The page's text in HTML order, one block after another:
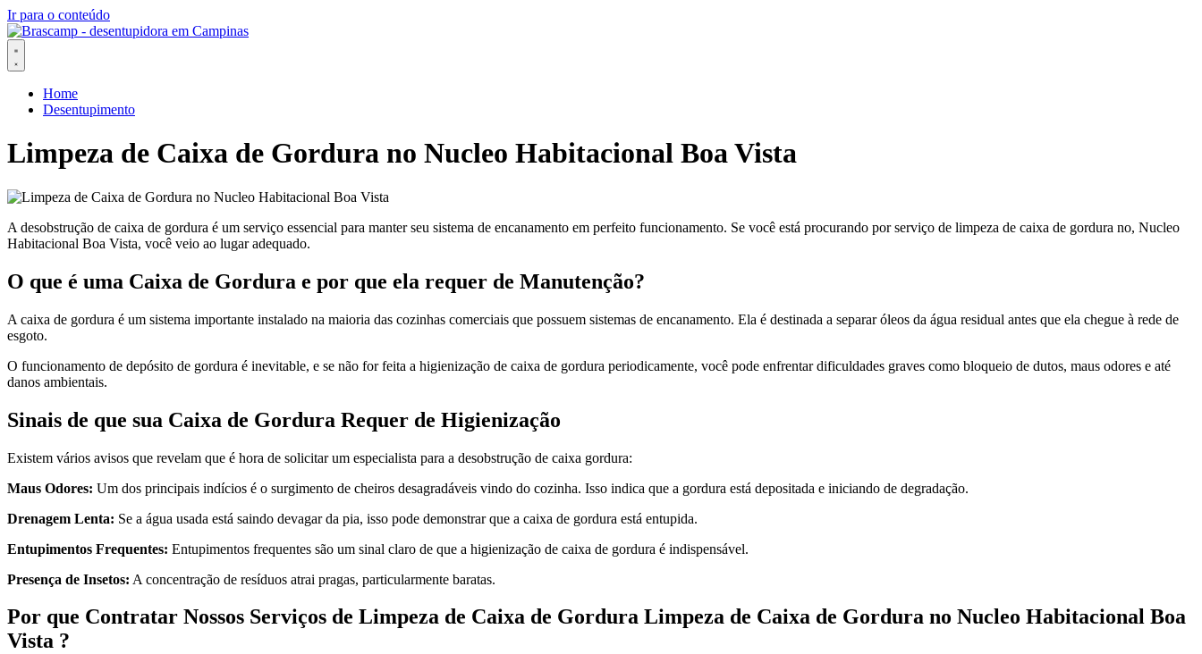
Ir para o conteúdo
Home
Desentupimento
Limpeza de Caixa de Gordura no Nucleo Habitacional Boa Vista
A desobstrução de caixa de gordura é um serviço essencial para manter seu sistema de encanamento em perfeito funcionamento. Se você está procurando por serviço de limpeza de caixa de gordura no, Nucleo
Habitacional Boa Vista, você veio ao lugar adequado.
O que é uma Caixa de Gordura e por que ela requer de Manutenção?
A caixa de gordura é um sistema importante instalado na maioria das cozinhas comerciais que possuem sistemas de encanamento. Ela é destinada a separar óleos da água residual antes que ela chegue à rede de
esgoto.
O funcionamento de depósito de gordura é inevitable, e se não for feita a higienização de caixa de gordura periodicamente, você pode enfrentar dificuldades graves como bloqueio de dutos, maus odores e até
danos ambientais.
Sinais de que sua Caixa de Gordura Requer de Higienização
Existem vários avisos que revelam que é hora de solicitar um especialista para a desobstrução de caixa gordura:
Maus Odores: Um dos principais indícios é o surgimento de cheiros desagradáveis vindo do cozinha. Isso indica que a gordura está depositada e iniciando de degradação.
Drenagem Lenta: Se a água usada está saindo devagar da pia, isso pode demonstrar que a caixa de gordura está entupida.
Entupimentos Frequentes: Entupimentos frequentes são um sinal claro de que a higienização de caixa de gordura é indispensável.
Presença de Insetos: A concentração de resíduos atrai pragas, particularmente baratas.
Por que Contratar Nossos Serviços de Limpeza de Caixa de Gordura Limpeza de Caixa de Gordura no Nucleo Habitacional Boa
Vista ?